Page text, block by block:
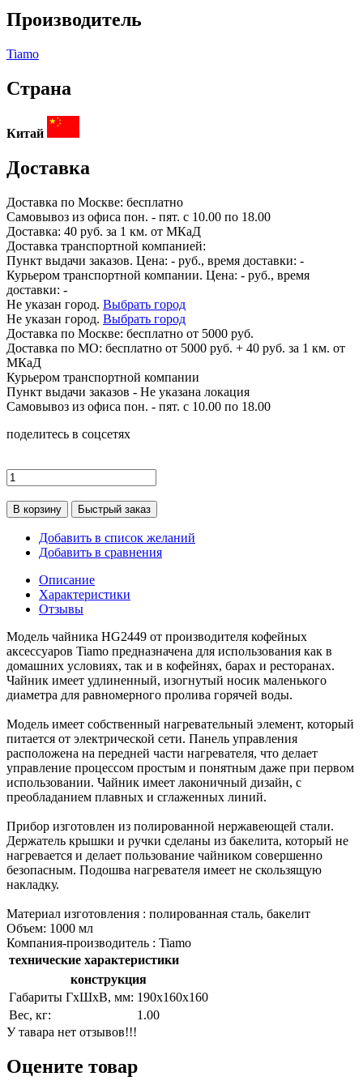
Производитель
Tiamo
Страна
Китай
Доставка
Доставка по Москве: бесплатно
Самовывоз из офиса пон. - пят. с 10.00 по 18.00
Доставка: 40 руб. за 1 км. от МКаД
Доставка транспортной компанией:
Пункт выдачи заказов. Цена: - руб., время доставки: -
Курьером транспортной компании. Цена: - руб., время
доставки: -
Не указан город. Выбрать город
Не указан город. Выбрать город
Доставка по Москве: бесплатно от 5000 руб.
Доставка по МО: бесплатно от 5000 руб. + 40 руб. за 1 км. от
МКаД
Курьером транспортной компании
Пункт выдачи заказов - Не указана локация
Самовывоз из офиса пон. - пят. с 10.00 по 18.00
поделитесь в соцсетях
В корзину Быстрый заказ
Добавить в список желаний
Добавить в сравнения
Описание
Характеристики
Отзывы
Модель чайника HG2449 от производителя кофейных
аксессуаров Tiamo предназначена для использования как в
домашних условиях, так и в кофейнях, барах и ресторанах.
Чайник имеет удлиненный, изогнутый носик маленького
диаметра для равномерного пролива горячей воды.
Модель имеет собственный нагревательный элемент, который
питается от электрической сети. Панель управления
расположена на передней части нагревателя, что делает
управление процессом простым и понятным даже при первом
использовании. Чайник имеет лаконичный дизайн, с
преобладанием плавных и сглаженных линий.
Прибор изготовлен из полированной нержавеющей стали.
Держатель крышки и ручки сделаны из бакелита, который не
нагревается и делает пользование чайником совершенно
безопасным. Подошва нагревателя имеет не скользящую
накладку.
Материал изготовления : полированная сталь, бакелит
Объем: 1000 мл
Компания-производитель : Tiamo
технические характеристики
конструкция
Габариты ГхШхВ, мм: 190х160х160
Вес, кг:
1.00
У тавара нет отзывов!!!
Оцените товар